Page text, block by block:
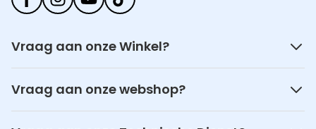
Vraag aan onze Winkel?
Vraag aan onze webshop?